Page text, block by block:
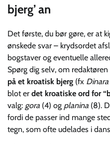
bjerg’ an
Det første, du bør gøre, er at
ønskede svar – krydsordet
bogstaver og eventuelle
Spørg dig selv, om
på et kroatisk bjerg (fx Dinara
blot er det kroatiske ord for
valg: gora (4) og planina (8).
fordi de passer ind mange
tegn, som ofte udelades i